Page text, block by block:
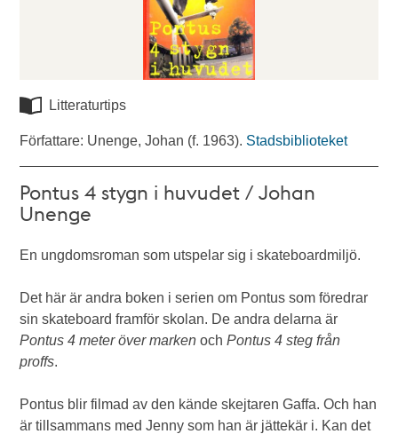
Litteraturtips
Författare: Unenge, Johan (f. 1963). Stadsbiblioteket
Pontus 4 stygn i huvudet / Johan
Unenge
En ungdomsroman som utspelar sig i skateboardmiljö.
Det här är andra boken i serien om Pontus som föredrar
sin skateboard framför skolan. De andra delarna är
Pontus 4 meter över marken ochPontus 4 steg från
proffs.
Pontus blir filmad av den kände skejtaren Gaffa. Och han
är tillsammans med Jenny som han är jättekär i. Kan det